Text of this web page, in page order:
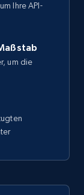
Ihre API-
um die